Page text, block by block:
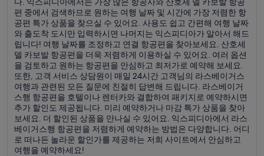
편 중에서 검색하므로 원하는 여행 날짜 및 시간에 가장 저렴한 항
공편 특가 상품을 찾으실 수 있어요. 사용도 쉽고 간편해 여행 날짜
와 출도착 도시만 입력하시면 나머지는 익스피디아가 알아서 해드
립니다! 여행 날짜를 조정하고 연결 항공편을 찾아보세요. 산호세
델 카보발 항공편을 더욱 저렴하게 이용하실 수 있어요. 여러 옵션
을 검토하고 원하는 항공편을 안심하고 최저가로 예약해 보세요.
또한, 고객 서비스 상담원이 매일 24시간 고객님의 라스베이거스
여행과 관련된 모든 질문에 친절히 답변해 드립니다. 라스베이거
스행 항공편을 호텔이나 렌터카와 결합하여 패키지로 예약하시면
추가 할인도 제공됩니다. 미리 예약하거나 마감 특가 상품을 찾아
보세요. 더 할인된 상품을 만나실 수 있어요. 익스피디아에서 라스
베이거스행 항공편을 저렴하게 예약하는 방법은 다양합니다. 어디
로 떠나든 놀라운 할인가를 제공하는 저희 사이트에서 안심하고
여행을 예약하세요!